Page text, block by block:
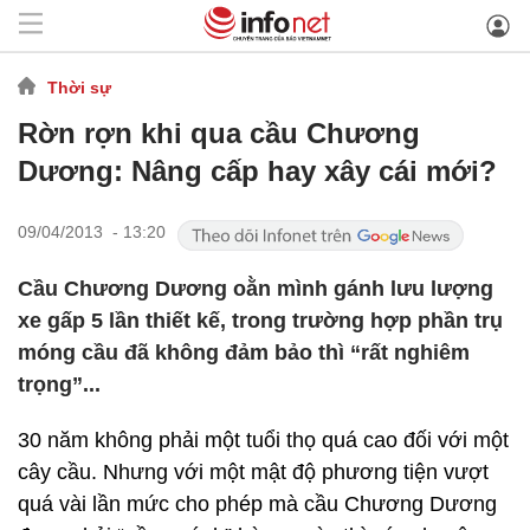
Thời sự
Rờn rợn khi qua cầu Chương
Dương: Nâng cấp hay xây cái mới?
09/04/2013 - 13:20
Cầu Chương Dương oằn mình gánh lưu lượng
xe gấp 5 lần thiết kế, trong trường hợp phần trụ
móng cầu đã không đảm bảo thì “rất nghiêm
trọng”...
30 năm không phải một tuổi thọ quá cao đối với một
cây cầu. Nhưng với một mật độ phương tiện vượt
quá vài lần mức cho phép mà cầu Chương Dương